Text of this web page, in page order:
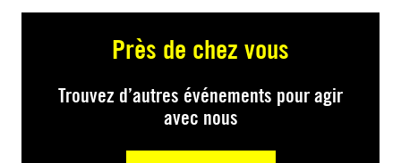
Près de chez vous
Trouvez d’autres événements pour agir
avec nous